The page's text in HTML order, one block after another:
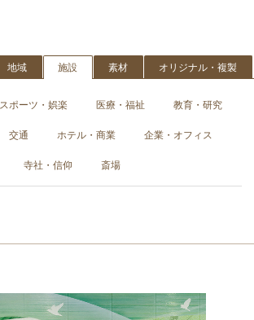
地域 施設 素材 オリジナル・複製
スポーツ・娯楽 医療・福祉 教育・研究
交通 ホテル・商業 企業・オフィス
寺社・信仰 斎場